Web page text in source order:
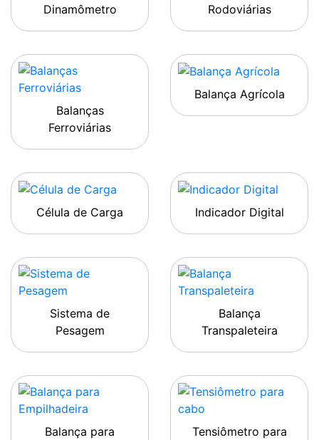
Dinamômetro
Rodoviárias
Balanças
Ferroviárias
Balança Agrícola
Célula de Carga Indicador Digital
Sistema de
Pesagem
Balança
Transpaleteira
Balança para
Tensiômetro para